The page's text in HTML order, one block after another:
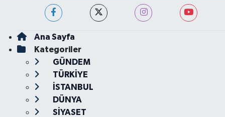
Ana Sayfa
Kategoriler
GÜNDEM
TÜRKİYE
İSTANBUL
DÜNYA
SİYASET